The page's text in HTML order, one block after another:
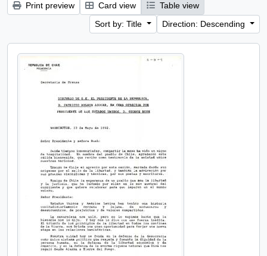
Print preview Card view
Table view
Sort by: Title
Direction: Descending